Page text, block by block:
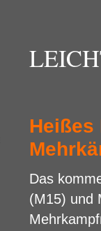
Heißes
Das
(M15) und